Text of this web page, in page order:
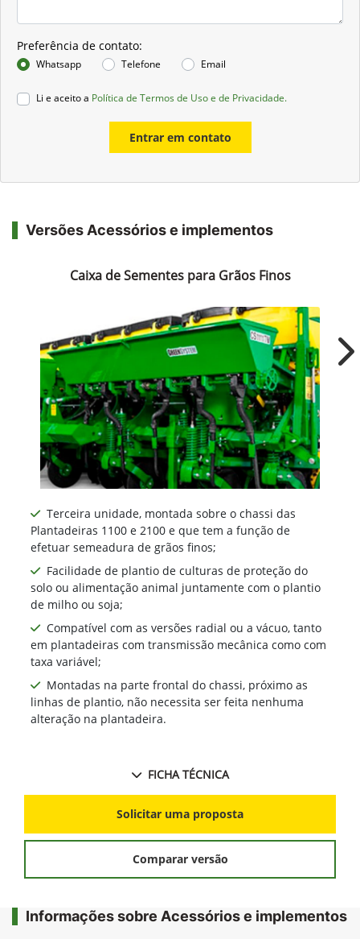
Preferência de contato:
Whatsapp Telefone Email
Li e aceito a Política de Termos de Uso e de Privacidade.
Entrar em contato
Versões Acessórios e implementos
Caixa de Sementes para Grãos Finos
Terceira unidade, montada sobre o chassi das
Plantadeiras 1100 e 2100 e que tem a função de
efetuar semeadura de grãos finos;
Facilidade de plantio de culturas de proteção do
solo ou alimentação animal juntamente com o plantio
de milho ou soja;
Compatível com as versões radial ou a vácuo, tanto
em plantadeiras com transmissão mecânica como com
taxa variável;
Montadas na parte frontal do chassi, próximo as
linhas de plantio, não necessita ser feita nenhuma
alteração na plantadeira.
FICHA TÉCNICA
Solicitar uma proposta
Comparar versão
Informações sobre Acessórios e implementos